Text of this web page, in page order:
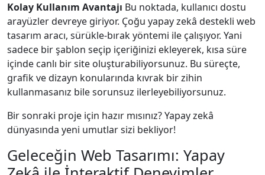
Kolay Kullanım Avantajı Bu noktada, kullanıcı dostu
arayüzler devreye giriyor. Çoğu yapay zekâ destekli web
tasarım aracı, sürükle-bırak yöntemi ile çalışıyor. Yani
sadece bir şablon seçip içeriğinizi ekleyerek, kısa süre
içinde canlı bir site oluşturabiliyorsunuz. Bu süreçte,
grafik ve dizayn konularında kıvrak bir zihin
kullanmasanız bile sorunsuz ilerleyebiliyorsunuz.
Bir sonraki proje için hazır mısınız? Yapay zekâ
dünyasında yeni umutlar sizi bekliyor!
Geleceğin Web Tasarımı: Yapay